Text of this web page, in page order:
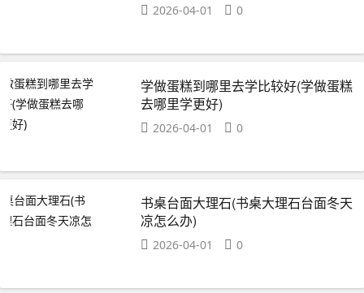
2026-04-01 0
学做蛋糕到哪里去学比较好(学做蛋糕
去哪里学更好)
2026-04-01 0
书桌台面大理石(书桌大理石台面冬天
凉怎么办)
2026-04-01 0